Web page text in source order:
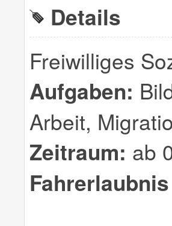
Details
Freiwilliges
Aufgaben:
Arbeit,
Zeitraum: ab